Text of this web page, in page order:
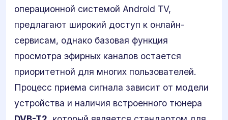
операционной системой Android TV,
предлагают широкий доступ к онлайн-
сервисам, однако базовая функция
просмотра эфирных каналов остается
приоритетной для многих пользователей.
Процесс приема сигнала зависит от модели
устройства и наличия встроенного тюнера